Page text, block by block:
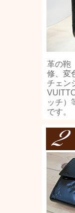
革の鞄
修、変
チェン
ッチ）
です。